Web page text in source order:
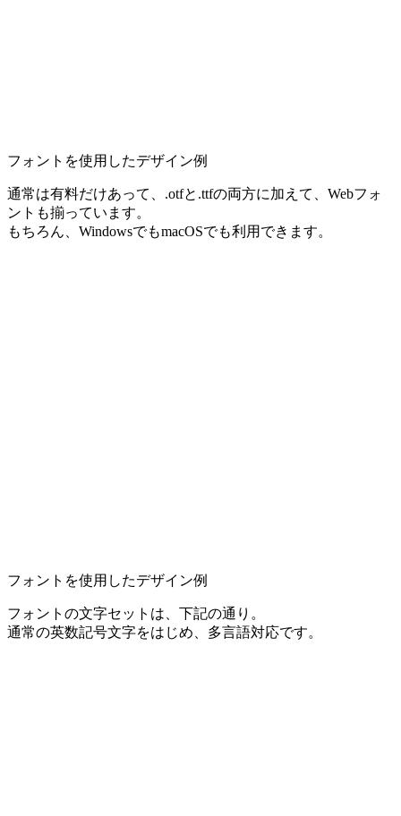
フォントを使用したデザイン例
通常は有料だけあって、.otfと.ttfの両方に加えて、Webフォ
ントも揃っています。
もちろん、WindowsでもmacOSでも利用できます。
フォントを使用したデザイン例
フォントの文字セットは、下記の通り。
通常の英数記号文字をはじめ、多言語対応です。